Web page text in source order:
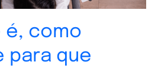
é, como
para que